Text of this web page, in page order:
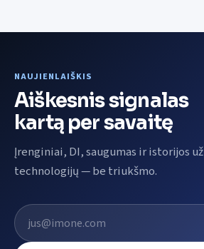
NAUJIENLAIŠKIS
Aiškesnis signalas
kartą per savaitę
Įrenginiai, DI, saugumas ir istorijos už
technologijų — be triukšmo.
El. pašto adresas